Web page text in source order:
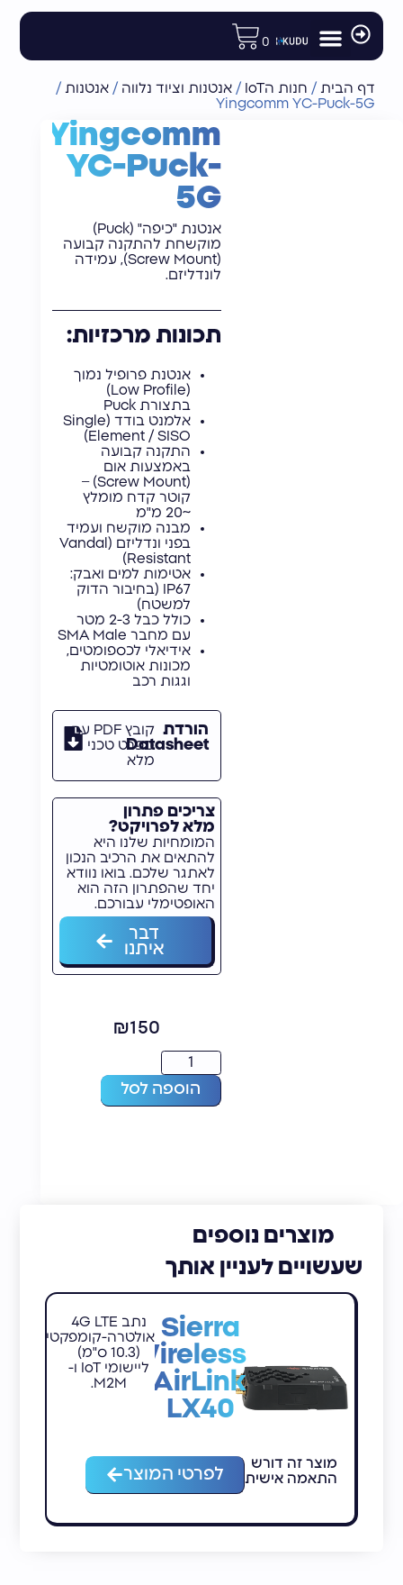
לתוכן
0
דף הבית / חנות הIoT /אנטנות וציוד נלווה /אנטנות /
Yingcomm YC-Puck-5G
Yingcomm
YC-Puck-
5G
אנטנת "כיפה" (Puck)
מוקשחת להתקנה קבועה
(Screw Mount), עמידה
לונדליזם.
תכונות מרכזיות:
אנטנת פרופיל נמוך
(Low Profile)
בתצורת Puck
אלמנט בודד (Single
Element / SISO)
התקנה קבועה
באמצעות אום
(Screw Mount) –
קוטר קדח מומלץ
~20 מ"מ
מבנה מוקשח ועמיד
בפני ונדליזם (Vandal
Resistant)
אטימות למים ואבק:
IP67 (בחיבור הדוק
למשטח)
כולל כבל 2-3 מטר
עם מחבר SMA Male
אידיאלי לכספומטים,
מכונות אוטומטיות
וגגות רכב
הורדת
Datasheet
קובץ PDF עם
מפרט טכני
מלא
צריכים פתרון
מלא לפרויקט?
המומחיות שלנו היא
להתאים את הרכיב הנכון
לאתגר שלכם. בואו נוודא
יחד שהפתרון הזה הוא
האופטימלי עבורכם.
דבר
איתנו
₪150
הוספה לסל
מוצרים נוספים
שעשויים לעניין אותך
Sierra
Wireless
AirLink
LX40
נתב 4G LTE
אולטרה-קומפקטי
(10.3 ס"מ)
ליישומי IoT ו-
M2M.
מוצר זה דורש
התאמה אישית
לפרטי המוצר